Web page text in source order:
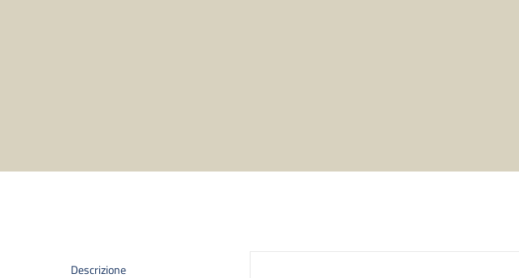
Descrizione